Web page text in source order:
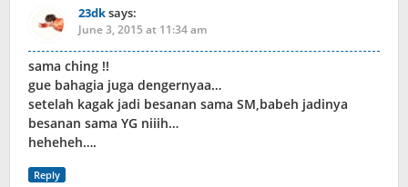
23dksays:
June 3, 2015 at 11:34 am
sama ching !!
gue bahagia juga dengernyaa…
setelah kagak jadi besanan sama SM,babeh jadinya
besanan sama YG niiih…
heheheh….
Reply